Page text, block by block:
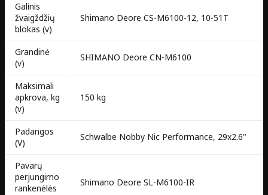
Galinis
žvaigždžių
blokas (v)
Shimano Deore CS-M6100-12, 10-51T
Grandinė
(v)
SHIMANO Deore CN-M6100
Maksimali
apkrova, kg
(v)
150 kg
Padangos
(V)
Schwalbe Nobby Nic Performance, 29x2.6"
Pavarų
perjungimo
rankenėlės
Shimano Deore SL-M6100-IR